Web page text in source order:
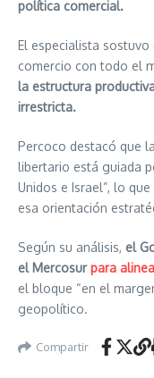
política comercial.
El especialista
comercio con todo el
la estructura
irrestricta.
Percoco destacó que
libertario está guiada
Unidos e Israel”, lo
esa orientación
Según su análisis, el
el Mercosurpara
el bloque “en el
geopolítico.
Compartir